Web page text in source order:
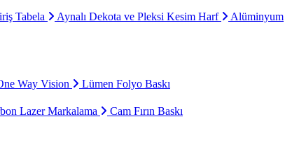
Tabela Aynalı Dekota ve Pleksi Kesim Harf
Alüminyum
Way Vision Lümen Folyo Baskı
Lazer Markalama Cam Fırın Baskı